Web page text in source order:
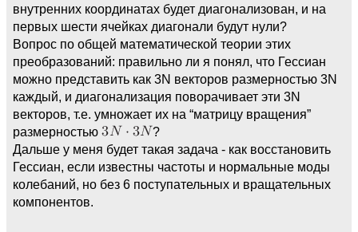
внутренних координатах будет диагонализован, и на
первых шести ячейках диагонали будут нули?
Вопрос по общей математической теории этих
преобразований: правильно ли я понял, что Гессиан
можно представить как 3N векторов размерностью 3N
каждый, и диагонализация поворачивает эти 3N
векторов, т.е. умножает их на “матрицу вращения”
размерностью
?
Дальше у меня будет такая задача - как восстановить
Гессиан, если известны частоты и нормальные моды
колебаний, но без 6 поступательных и вращательных
компонентов.